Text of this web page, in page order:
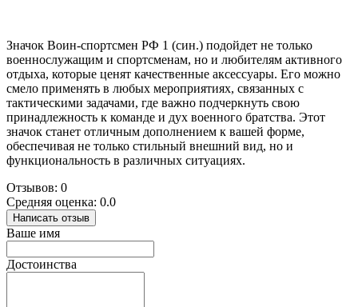
Значок Воин-спортсмен РФ 1 (син.) подойдет не только
военнослужащим и спортсменам, но и любителям активного
отдыха, которые ценят качественные аксессуары. Его можно
смело применять в любых мероприятиях, связанных с
тактическими задачами, где важно подчеркнуть свою
принадлежность к команде и дух военного братства. Этот
значок станет отличным дополнением к вашей форме,
обеспечивая не только стильный внешний вид, но и
функциональность в различных ситуациях.
Отзывов: 0
Средняя оценка: 0.0
Написать отзыв
Ваше имя
Достоинства